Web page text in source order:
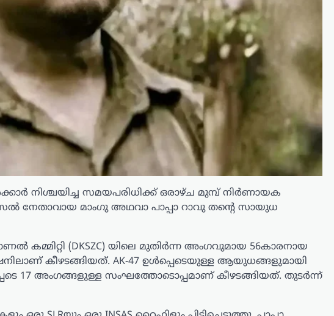
നിശ്ചയിച്ച സമയപരിധിക്ക് ഒരാഴ്ച മുമ്പ് നിർണായക
നേതാവായ മാംഗു അഥവാ പാപ്പാ റാവു തന്റെ സായുധ
(DKSZC) യിലെ മുതിർന്ന അംഗവുമായ 56കാരനായ
കീഴടങ്ങിയത്. AK-47 ഉൾപ്പെടെയുള്ള ആയുധങ്ങളുമായി
17 അംഗങ്ങളുള്ള സംഘത്തോടൊപ്പമാണ് കീഴടങ്ങിയത്. തുടർന്ന്